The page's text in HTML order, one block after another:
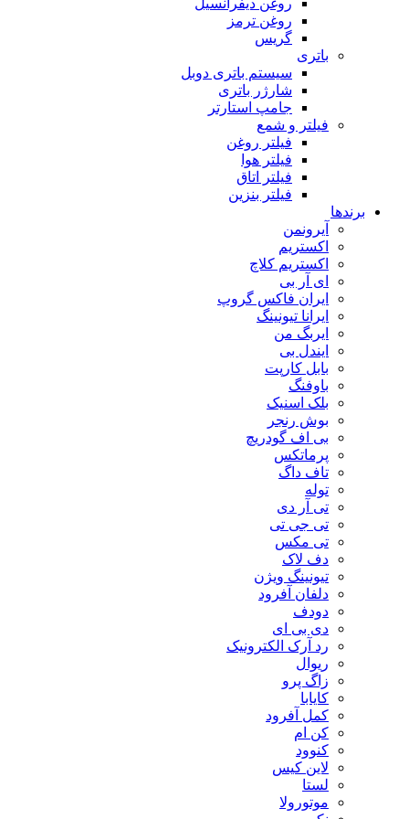
روغن دیفرانسیل
روغن ترمز
گریس
باتری
سیستم باتری دوبل
شارژر باتری
جامپ استارتر
فیلتر و شمع
فیلتر روغن
فیلتر هوا
فیلتر اتاق
فیلتر بنزین
برندها
آیرونمن
اکستریم
اکستریم کلاچ
ای آر بی
ایران فاکس گروپ
ایرانا تیونینگ
ایربگ من
ایندل بی
بابل کارپت
باوفنگ
بلک اسنیک
بوش رنجر
بی اف گودریچ
پرماتکس
تاف داگ
توله
تی آر دی
تی جی تی
تی مکس
دف لاک
تیونینگ ویژن
دلفان آفرود
دودف
دی بی ای
رد آرک الکترونیک
ریوال
زاگ پرو
کایابا
کمل آفرود
کن ام
کنوود
لاین کیس
لستا
موتورولا